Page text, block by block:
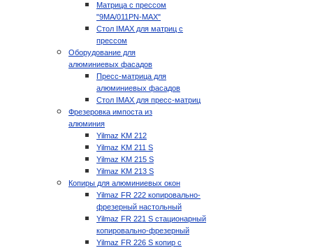
Матрица с прессом
"9MA/011PN-MAX"
Стол IMAX для матриц с
прессом
Оборудование для
алюминиевых фасадов
Пресс-матрица для
алюминиевых фасадов
Стол IMAX для пресс-матриц
Фрезеровка импоста из
алюминия
Yilmaz KM 212
Yilmaz KM 211 S
Yilmaz KM 215 S
Yilmaz KM 213 S
Копиры для алюминиевых окон
Yilmaz FR 222 копировально-
фрезерный настольный
Yilmaz FR 221 S стационарный
копировально-фрезерный
Yilmaz FR 226 S копир с